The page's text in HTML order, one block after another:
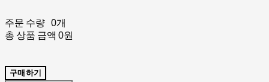
주문 수량
0개
총 상품 금액 0원
구매하기